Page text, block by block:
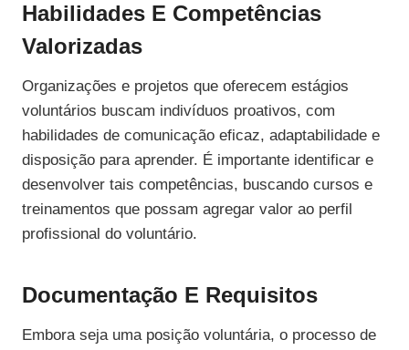
Habilidades E Competências
Valorizadas
Organizações e projetos que oferecem estágios
voluntários buscam indivíduos proativos, com
habilidades de comunicação eficaz, adaptabilidade e
disposição para aprender. É importante identificar e
desenvolver tais competências, buscando cursos e
treinamentos que possam agregar valor ao perfil
profissional do voluntário.
Documentação E Requisitos
Embora seja uma posição voluntária, o processo de